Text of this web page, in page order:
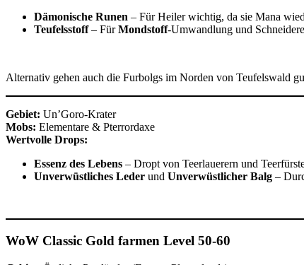
Dämonische Runen – Für Heiler wichtig, da sie Mana
Teufelsstoff– FürMondstoff-Umwandlung und
Alternativ gehen auch die Furbolgs im Norden von Teufelswald
Gebiet: Un’Goro-Krater
Mobs: Elementare & Pterrordaxe
Wertvolle Drops:
Essenz des Lebens – Dropt von Teerlauerern und
Unverwüstliches Leder und Unverwüstlicher Balg –
WoW Classic Gold farmen Level 50-60